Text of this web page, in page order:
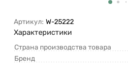
Артикул: W-25222
Характеристики
Страна производства товара
Бренд